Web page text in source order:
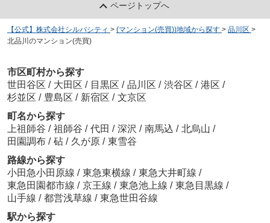
ページトップへ
【公式】株式会社シルバシティ > (マンション(売買))地域から探す > 品川区 >
北品川のマンション(売買)
市区町村から探す
世田谷区 / 大田区 / 目黒区 / 品川区 / 渋谷区 / 港区 /
杉並区 / 豊島区 / 新宿区 / 文京区
町名から探す
上祖師谷 / 祖師谷 / 代田 / 深沢 / 南馬込 / 北烏山 /
田園調布 / 砧 / 久が原 / 東雪谷
路線から探す
小田急小田原線 / 東急東横線 / 東急大井町線 /
東急田園都市線 / 京王線 / 東急池上線 / 東急目黒線 /
山手線 / 都営浅草線 / 東急世田谷線
駅から探す